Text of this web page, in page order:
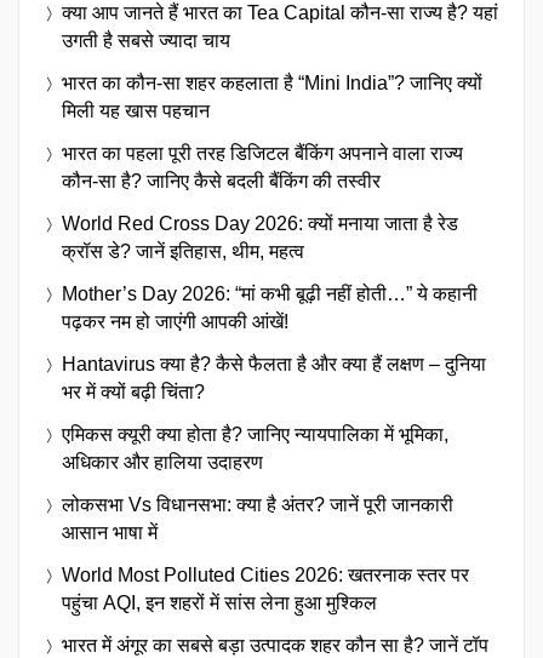
क्या आप जानते हैं भारत का Tea Capital कौन-सा राज्य है? यहां
उगती है सबसे ज्यादा चाय
भारत का कौन-सा शहर कहलाता है “Mini India”? जानिए क्यों
मिली यह खास पहचान
भारत का पहला पूरी तरह डिजिटल बैंकिंग अपनाने वाला राज्य
कौन-सा है? जानिए कैसे बदली बैंकिंग की तस्वीर
World Red Cross Day 2026: क्यों मनाया जाता है रेड
क्रॉस डे? जानें इतिहास, थीम, महत्व
Mother’s Day 2026: “मां कभी बूढ़ी नहीं होती…” ये कहानी
पढ़कर नम हो जाएंगी आपकी आंखें!
Hantavirus क्या है? कैसे फैलता है और क्या हैं लक्षण – दुनिया
भर में क्यों बढ़ी चिंता?
एमिकस क्यूरी क्या होता है? जानिए न्यायपालिका में भूमिका,
अधिकार और हालिया उदाहरण
लोकसभा Vs विधानसभा: क्या है अंतर? जानें पूरी जानकारी
आसान भाषा में
World Most Polluted Cities 2026: खतरनाक स्तर पर
पहुंचा AQI, इन शहरों में सांस लेना हुआ मुश्किल
भारत में अंगूर का सबसे बड़ा उत्पादक शहर कौन सा है? जानें टॉप